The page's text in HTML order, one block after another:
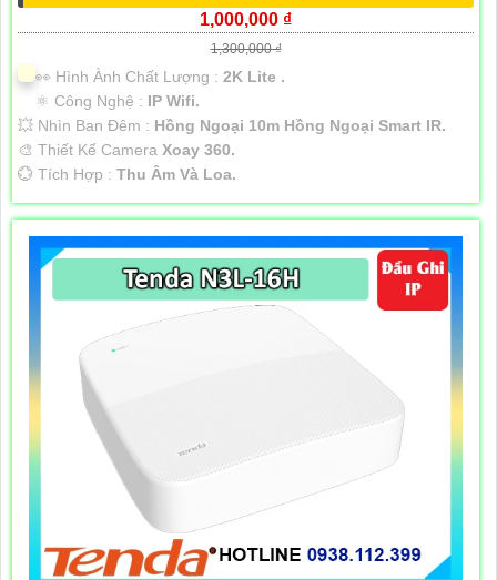
1,000,000 ₫
1,300,000 ₫
️👀 Hình Ành Chất Lượng : 2K Lite .
⚛️ Công Nghệ : IP Wifi.
💥 Nhìn Ban Đêm : Hồng Ngoại 10m Hồng Ngoại Smart IR.
🎨 Thiết Kế Camera Xoay 360.
️💮 Tích Hợp : Thu Âm Và Loa.